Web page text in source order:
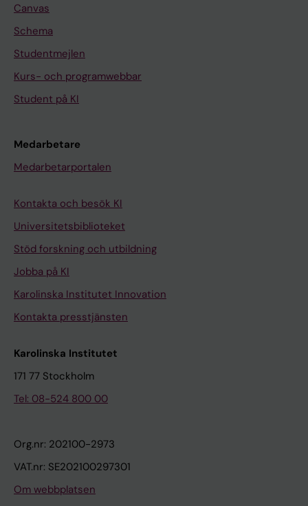
Canvas
Schema
Studentmejlen
Kurs- och programwebbar
Student på KI
Medarbetare
Medarbetarportalen
Kontakta och besök KI
Universitetsbiblioteket
Stöd forskning och utbildning
Jobba på KI
Karolinska Institutet Innovation
Kontakta presstjänsten
Karolinska Institutet
171 77 Stockholm
Tel: 08-524 800 00
Org.nr: 202100-2973
VAT.nr: SE202100297301
Om webbplatsen